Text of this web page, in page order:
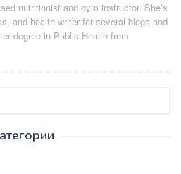
nutritionist and gym instructor. She’s
and health writer for several blogs and
degree in Public Health from